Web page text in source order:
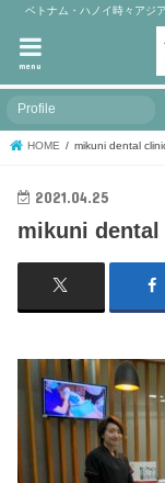
ベトナム・ハノイ時々アジ
menu
Profile
HOME mikuni dental
2021.04.25
mikuni